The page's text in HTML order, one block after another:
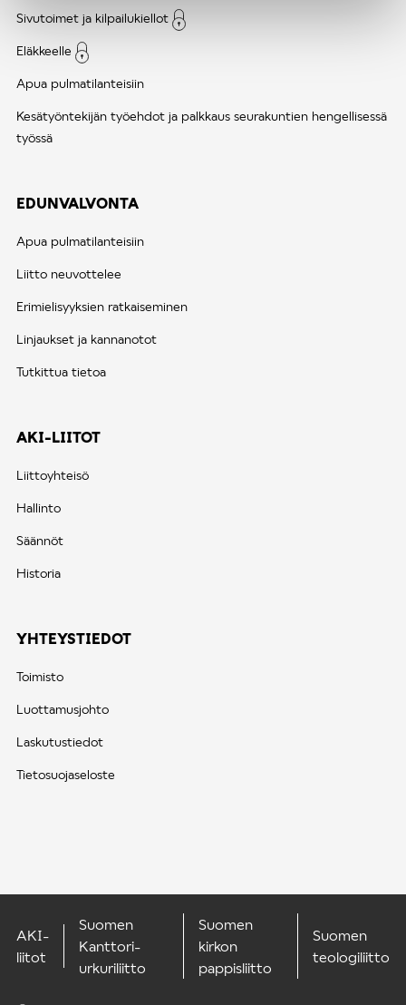
Sivutoimet ja kilpailukiellot
Eläkkeelle
Apua pulmatilanteisiin
Kesätyöntekijän työehdot ja palkkaus seurakuntien hengellisessä
työssä
EDUNVALVONTA
Apua pulmatilanteisiin
Liitto neuvottelee
Erimielisyyksien ratkaiseminen
Linjaukset ja kannanotot
Tutkittua tietoa
AKI-LIITOT
Liittoyhteisö
Hallinto
Säännöt
Historia
YHTEYSTIEDOT
Toimisto
Luottamusjohto
Laskutustiedot
Tietosuojaseloste
AKI-
liitot
Suomen
Kanttori-
urkuriliitto
Suomen
kirkon
pappisliitto
Suomen
teologiliitto